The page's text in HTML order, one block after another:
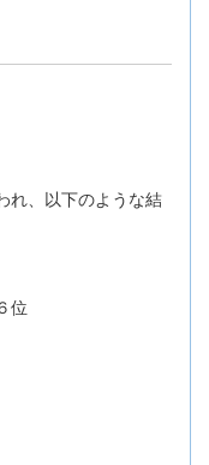
れ、以下のような結
位